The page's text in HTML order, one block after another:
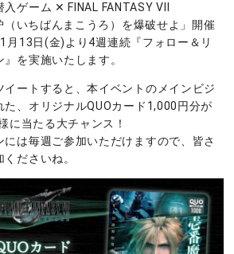
ゲーム ✕ FINAL FANTASY VII
（いちばんまこうろ）を爆破せよ」開催
月13日(金)より4週連続『フォロー＆リ
を実施いたします。
ートすると、本イベントのメインビジ
た、オリジナルQUOカード1,000円分が
に当たる大チャンス！
には毎週ご参加いただけますので、皆さ
ださいね。